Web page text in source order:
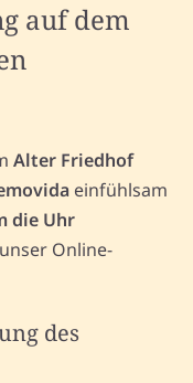
auf dem
Alter Friedhof
einfühlsam
die Uhr
Online-
des